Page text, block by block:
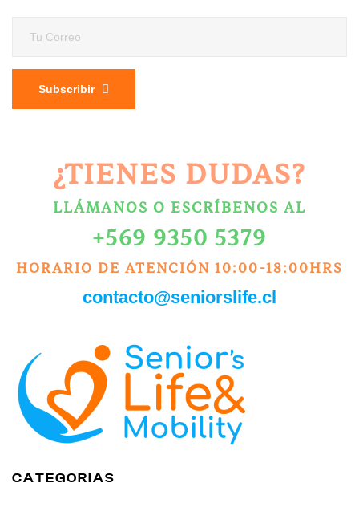
Subscribir
¿TIENES DUDAS?
LLÁMANOS O ESCRÍBENOS AL
+569 9350 5379
HORARIO DE ATENCIÓN 10:00-18:00HRS
contacto@seniorslife.cl
CATEGORIAS